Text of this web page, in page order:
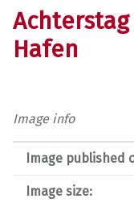
Hafen
Image info
Image published
Image size: